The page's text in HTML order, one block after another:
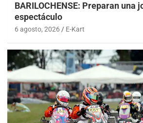
BARILOCHENSE: Preparan una
espectáculo
6 agosto, 2026 E-Kart